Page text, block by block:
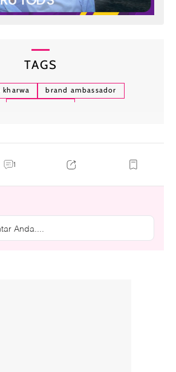
TAGS
kharwa
brand ambassador
1
Anda....